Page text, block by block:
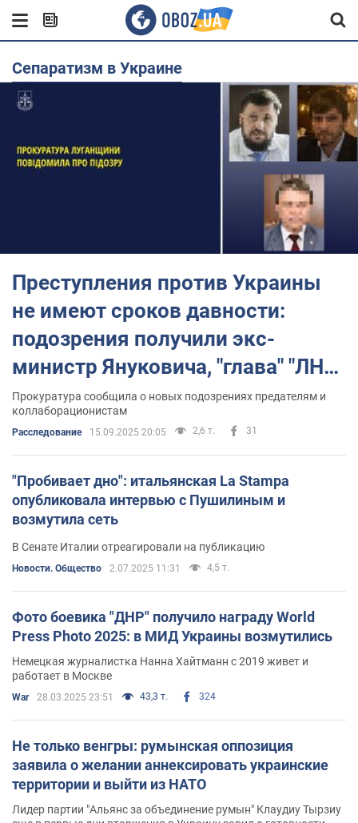
Сепаратизм в Украине
Преступления против Украины
не имеют сроков давности:
подозрения получили экс-
министр Януковича, "глава" "ЛНР"
и предатели-"правоохранители".
Фото
Прокуратура сообщила о новых подозрениях предателям и
коллаборационистам
Расследование 15.09.2025 20:05 2,6 т. 31
"Пробивает дно": итальянская La Stampa
опубликовала интервью с Пушилиным и
возмутила сеть
В Сенате Италии отреагировали на публикацию
Новости. Общество 2.07.2025 11:31 4,5 т.
Фото боевика "ДНР" получило награду World
Press Photo 2025: в МИД Украины возмутились
Немецкая журналистка Нанна Хайтманн с 2019 живет и
работает в Москве
War 28.03.2025 23:51 43,3 т. 324
Не только венгры: румынская оппозиция
заявила о желании аннексировать украинские
территории и выйти из НАТО
Лидер партии "Альянс за объединение румын" Клаудиу Тырзиу